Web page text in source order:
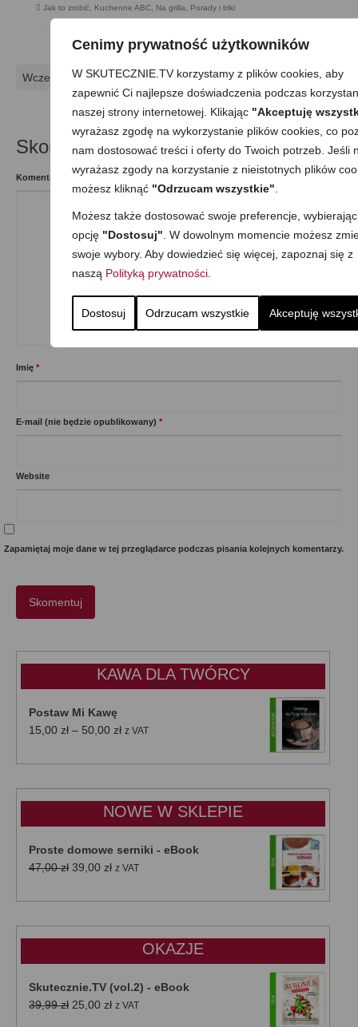
Cenimy prywatność użytkowników
W SKUTECZNIE.TV korzystamy z plików cookies, aby
zapewnić Ci najlepsze doświadczenia podczas
naszej strony internetowej. Klikając "Akceptuję
wyrażasz zgodę na wykorzystanie plików cookies, co
nam dostosować treści i oferty do Twoich potrzeb. Jeśli
wyrażasz zgody na korzystanie z nieistotnych plików
możesz kliknąć "Odrzucam wszystkie"
Możesz także dostosować swoje preferencje, wybierając
opcję "Dostosuj" . W dowolnym momencie możesz
swoje wybory. Aby dowiedzieć się więcej, zapoznaj się z
naszą Polityką prywatności.
Dostosuj Odrzucam wszystkie Akceptuję
Jak to zrobić, Kuchenne ABC, Na grilla, Porady i triki
Wcześniejszy Następny
Skomentuj
Komentarz
Imię *
E-mail (nie będzie opublikowany) *
Website
Zapamiętaj moje dane w tej przeglądarce podczas pisania kolejnych komentarzy.
KAWA DLA TWÓRCY
Postaw Mi Kawę
15,00 zł – 50,00 złZakres
od
do
50,00 zł
z VAT
NOWE W SKLEPIE
Proste domowe serniki - eBook
47,00zł Pierwotna
wynosiła:
39,00 złAktualna
wynosi:
z VAT
OKAZJE
Skutecznie.TV (vol.2) - eBook
39,99zł Pierwotna
25,00 złAktualna
z VAT